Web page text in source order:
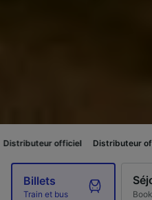
Distributeur officiel
Billets
Train et bus